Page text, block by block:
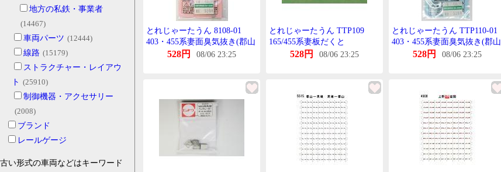
地方の私鉄・事業者
(14467)
車両パーツ (12444)
線路 (15179)
ストラクチャー・レイアウ
ト (25910)
制御機器・アクセサリー
(2008)
ブランド
レールゲージ
古い形式の車両などはキーワード
とれじゃーたうん 8108-01
403・455系妻面臭気抜き(郡山
工場更新車用)
528円 08/06 23:25
とれじゃーたうん TTP109
165/455系妻板だくと
528円 08/06 23:25
とれじゃーたうん TTP110-01
403・455系妻面臭気抜き(郡山
工場更新車用)
528円 08/06 23:25